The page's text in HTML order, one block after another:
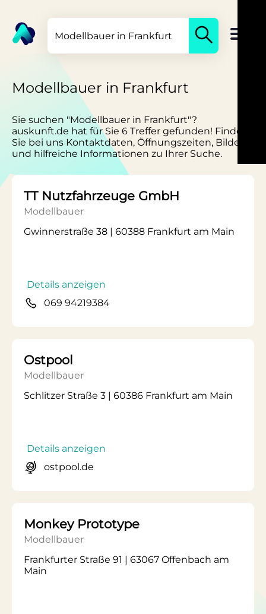
Modellbauer in Frankfurt
Sie suchen "Modellbauer in Frankfurt"?
auskunft.de hat für Sie 6 Treffer gefunden! Finden
Sie bei uns Kontaktdaten, Öffnungszeiten, Bilder
und hilfreiche Informationen zu Ihrer Suche.
TT Nutzfahrzeuge GmbH
Modellbauer
Gwinnerstraße 38 | 60388 Frankfurt am Main
Details anzeigen
069 94219384
Ostpool
Modellbauer
Schlitzer Straße 3 | 60386 Frankfurt am Main
Details anzeigen
ostpool.de
Monkey Prototype
Modellbauer
Frankfurter Straße 91 | 63067 Offenbach am
Main